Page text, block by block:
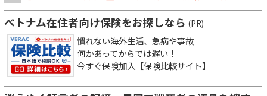
ベトナム在住者向け保険をお探しなら (PR)
慣れない海外生活、急病や事故
何かあってからでは遅い！
今すぐ保険加入【保険比較サイト】